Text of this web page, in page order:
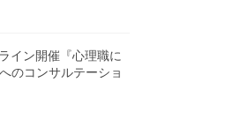
イン開催『心理職に
のコンサルテーショ